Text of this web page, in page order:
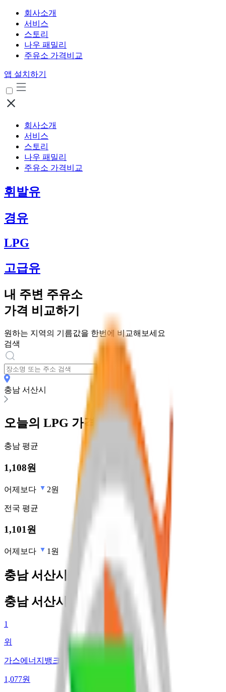
회사소개
서비스
스토리
나우 패밀리
주유소 가격비교
앱 설치하기
회사소개
서비스
스토리
나우 패밀리
주유소 가격비교
휘발유
경유
LPG
고급유
내 주변 주유소
가격 비교하기
원하는 지역의 기름값을 한번에 비교해보세요
검색
충남 서산시
오늘의 LPG 가격
충남 평균
1,108원
어제보다 2원
전국 평균
1,101원
어제보다 1원
충남 서산시 최저가 주유소
충남 서산시 최저가 주유소
1
위
가스에너지뱅크(주)
1,077원